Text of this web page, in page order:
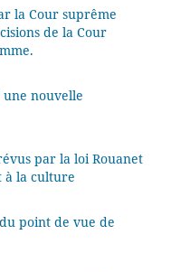
la Cour suprême
de la Cour
nouvelle
par la loi Rouanet
à la culture
point de vue de